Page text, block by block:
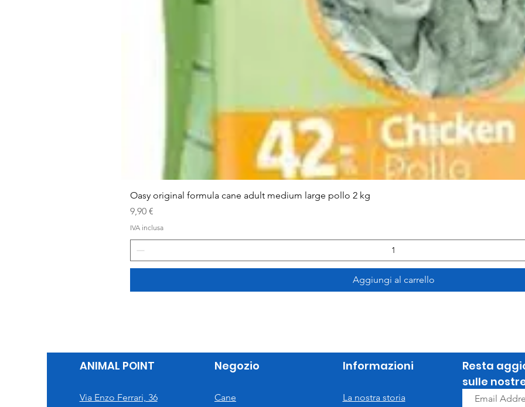
Oasy original formula cane adult medium large pollo 2 kg
Prezzo
9,90 €
IVA inclusa
Aggiungi al carrello
ANIMAL POINT
Via Enzo Ferrari, 36
Negozio
Cane
Informazioni
La nostra storia
Resta
sulle